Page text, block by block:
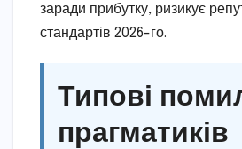
заради прибутку, ризикує
стандартів 2026-го.
Типові
прагматиків